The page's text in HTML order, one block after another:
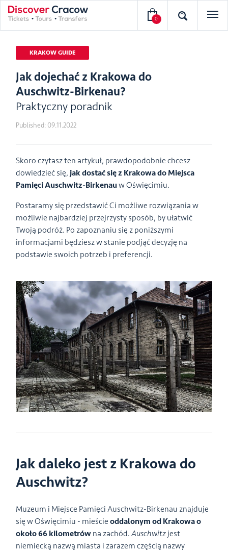
0
KRAKOW GUIDE
Jak dojechać z Krakowa do
Auschwitz-Birkenau?
Praktyczny poradnik
Published: 09.11.2022
Skoro czytasz ten artykuł, prawdopodobnie chcesz
dowiedzieć się,jak dostać się z Krakowa do Miejsca
Pamięci Auschwitz-Birkenauw Oświęcimiu.
Postaramy się przedstawić Ci możliwe rozwiązania w
możliwie najbardziej przejrzysty sposób, by ułatwić
Twoją podróż. Po zapoznaniu się z poniższymi
informacjami będziesz w stanie podjąć decyzję na
podstawie swoich potrzeb i preferencji.
Jak daleko jest z Krakowa do
Auschwitz?
Muzeum i Miejsce Pamięci Auschwitz-Birkenau znajduje
się w Oświęcimiu - mieścieoddalonym od Krakowa o
około 66 kilometrów na zachód.Auschwitz jest
niemiecką nazwą miasta i zarazem częścią nazwy